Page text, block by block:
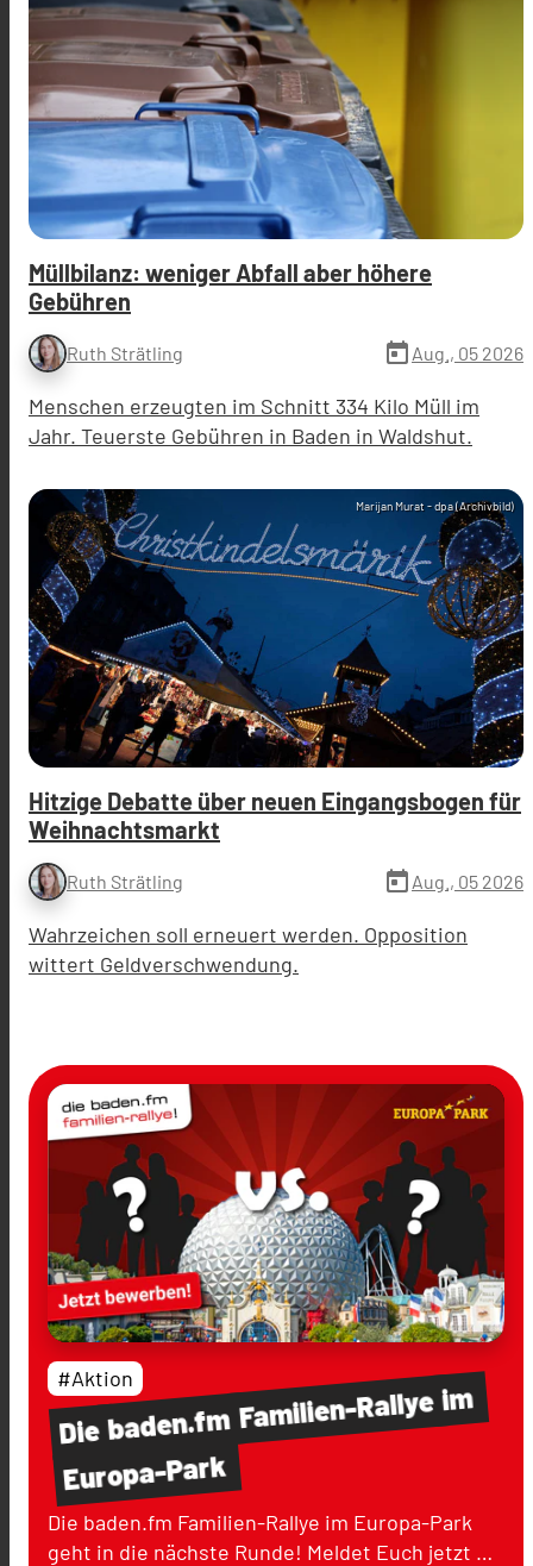
Müllbilanz: weniger Abfall aber höhere
Gebühren
Ruth Strätling today Aug., 05 2026
Menschen erzeugten im Schnitt 334 Kilo Müll im
Jahr. Teuerste Gebühren in Baden in Waldshut.
Marijan Murat - dpa (Archivbild)
Hitzige Debatte über neuen Eingangsbogen für
Weihnachtsmarkt
Ruth Strätling today Aug., 05 2026
Wahrzeichen soll erneuert werden. Opposition
wittert Geldverschwendung.
Diebaden.fmFamilien-Rallyeim
Europa-Park
#Aktion
Die baden.fm Familien-Rallye im Europa-Park
geht in die nächste Runde! Meldet Euch jetzt …